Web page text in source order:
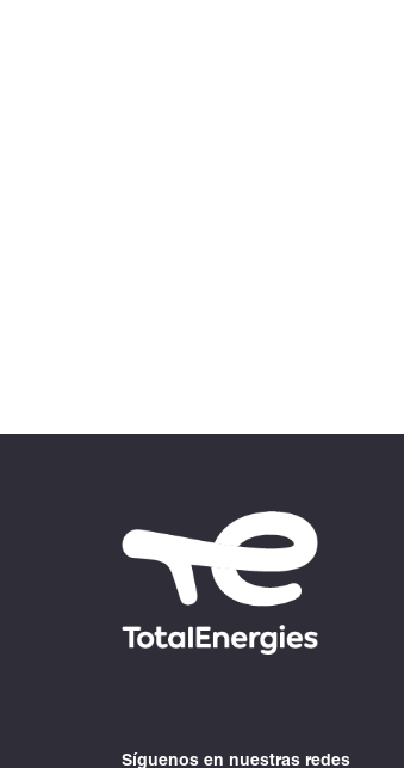
Síguenos en nuestras redes